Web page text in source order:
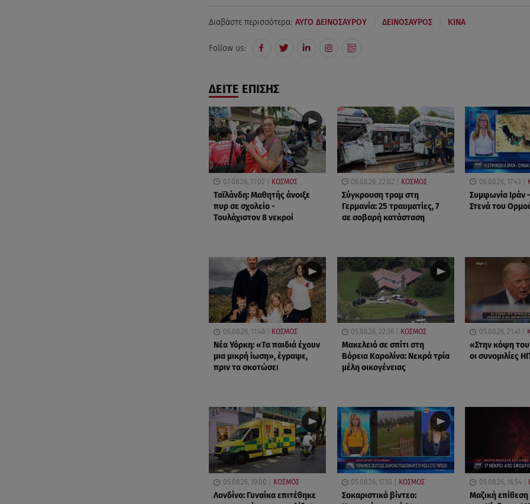
Διαβάστε περισσότερα: ΑΥΓΟ ΔΕΙΝΟΣΑΥΡΟΥ ΔΕΙΝΟΣΑΥΡΟΣ ΚΙΝΑ
Follow us:
ΔΕΙΤΕ ΕΠΙΣΗΣ
07.08.26, 11:02 ΚΟΣΜΟΣ
Ταϊλάνδη: Μαθητής άνοιξε
πυρ σε σχολείο -
Τουλάχιστον 8 νεκροί
06.08.26, 22:02 ΚΟΣΜΟΣ
Σύγκρουση τραμ στη
Γερμανία: 25 τραυματίες, 7
σε σοβαρή κατάσταση
06.08.26, 17:43
Συμφωνία Ιράν
Στενά του
06.08.26, 11:48 ΚΟΣΜΟΣ
Νέα Υόρκη: «Τα παιδιά έχουν
μια μικρή ίωση», έγραψε,
πριν τα σκοτώσει
05.08.26, 22:36 ΚΟΣΜΟΣ
Μακελειό σε σπίτι στη
Βόρεια Καρολίνα: Νεκρά τρία
μέλη οικογένειας
05.08.26, 21:41
«Στην κόψη
οι συνομιλίες
05.08.26, 19:00 ΚΟΣΜΟΣ
Λονδίνο: Γυναίκα επιτέθηκε
05.08.26, 17:10 ΚΟΣΜΟΣ
Σοκαριστικό βίντεο:
05.08.26, 16:54
Μαζική